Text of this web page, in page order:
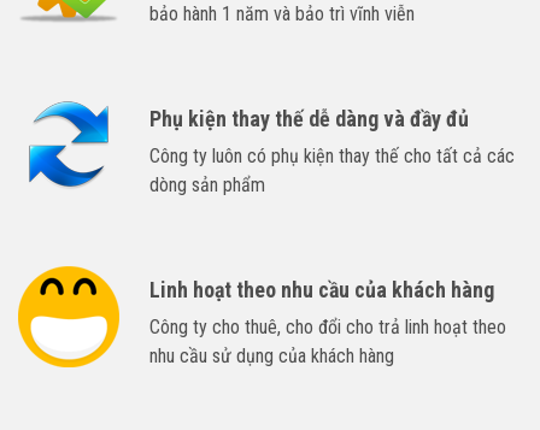
bảo hành 1 năm và bảo trì vĩnh viễn
Phụ kiện thay thế dễ dàng và đầy đủ
Công ty luôn có phụ kiện thay thế cho tất cả các
dòng sản phẩm
Linh hoạt theo nhu cầu của khách hàng
Công ty cho thuê, cho đổi cho trả linh hoạt theo
nhu cầu sử dụng của khách hàng